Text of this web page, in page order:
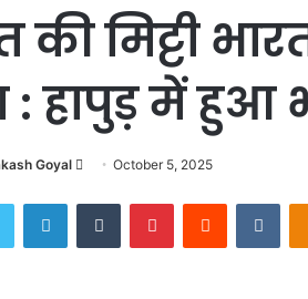
की मिट्टी
: हापुड़ में हुआ
Goyal
Send
email
October 5, 2025
Twitter LinkedInTumblr PinterestReddit